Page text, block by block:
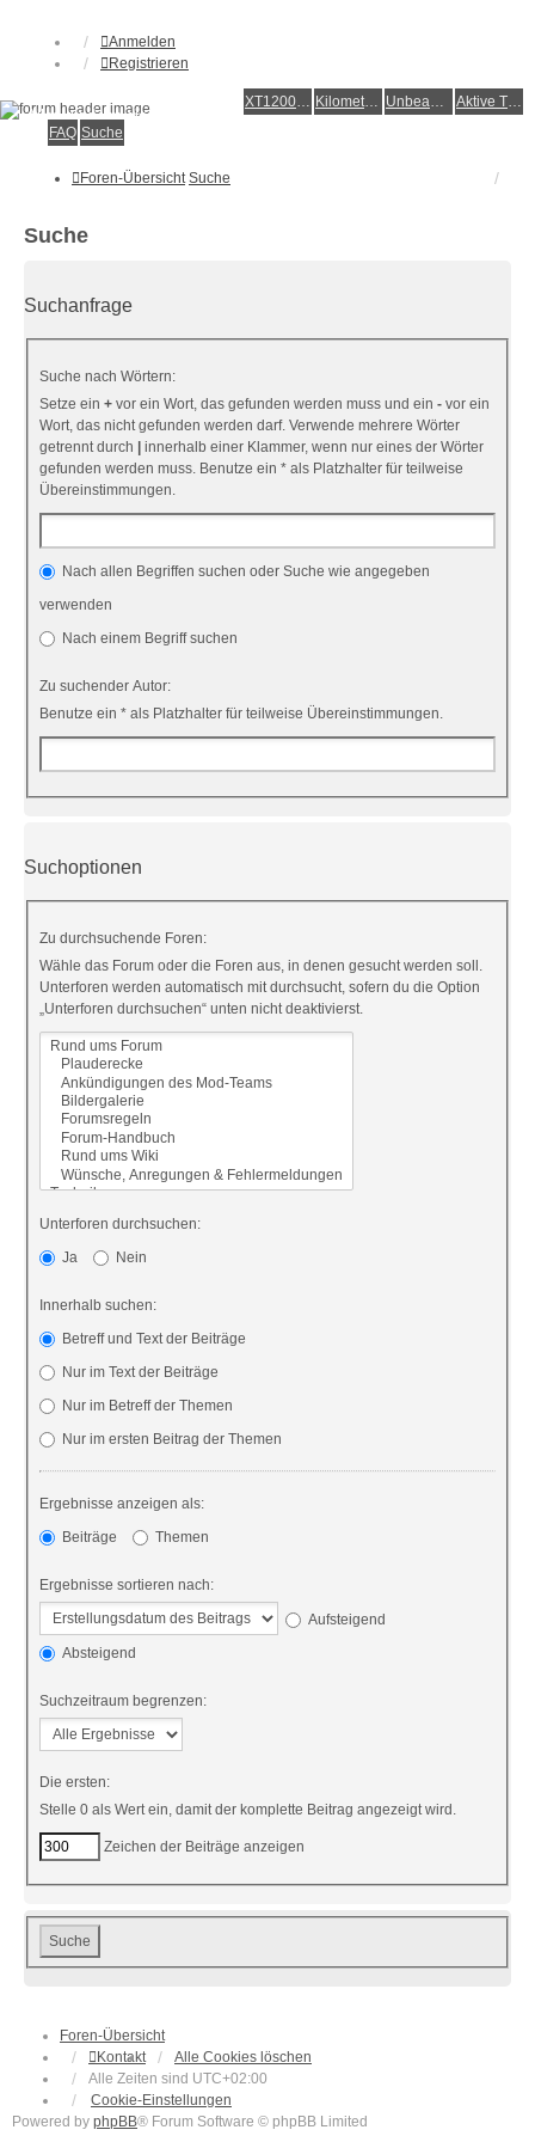
Anmelden
Registrieren
XT1200Z-Wiki Kilometerstatistik Unbeantwortete Themen Aktive Themen
Alles rund um die Yamaha XT1200Z Super Ténéré
FAQ Suche
Foren-Übersicht Suche
Suche
Suchanfrage
Suche nach Wörtern:
Setze ein + vor ein Wort, das gefunden werden muss und ein - vor ein
Wort, das nicht gefunden werden darf. Verwende mehrere Wörter
getrennt durch
innerhalb einer Klammer, wenn nur eines der Wörter
gefunden werden muss. Benutze ein * als Platzhalter für teilweise
Übereinstimmungen.
Nach allen Begriffen suchen oder Suche wie angegeben
verwenden
Nach einem Begriff suchen
Zu suchender Autor:
Benutze ein * als Platzhalter für teilweise Übereinstimmungen.
Suchoptionen
Zu durchsuchende Foren:
Wähle das Forum oder die Foren aus, in denen gesucht werden soll.
Unterforen werden automatisch mit durchsucht, sofern du die Option
„Unterforen durchsuchen“ unten nicht deaktivierst.
Unterforen durchsuchen:
Ja
Nein
Innerhalb suchen:
Betreff und Text der Beiträge
Nur im Text der Beiträge
Nur im Betreff der Themen
Nur im ersten Beitrag der Themen
Ergebnisse anzeigen als:
Beiträge
Themen
Ergebnisse sortieren nach:
Aufsteigend
Absteigend
Suchzeitraum begrenzen:
Die ersten:
Stelle 0 als Wert ein, damit der komplette Beitrag angezeigt wird.
Zeichen der Beiträge anzeigen
Foren-Übersicht
Kontakt
Alle Cookies löschen
Alle Zeiten sind UTC+02:00
Cookie-Einstellungen
Powered by phpBB® Forum Software © phpBB Limited